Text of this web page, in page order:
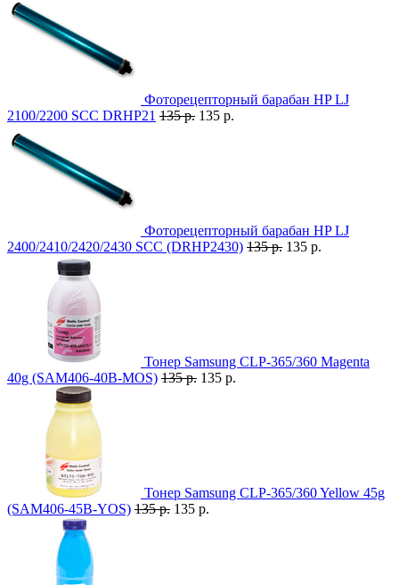
Фоторецепторный барабан HP LJ
2100/2200 SCC DRHP21 135 р. 135 р.
Фоторецепторный барабан HP LJ
2400/2410/2420/2430 SCC (DRHP2430) 135 р. 135 р.
Тонер Samsung CLP-365/360 Magenta
40g (SAM406-40B-MOS) 135 р. 135 р.
Тонер Samsung CLP-365/360 Yellow 45g
(SAM406-45B-YOS) 135 р. 135 р.